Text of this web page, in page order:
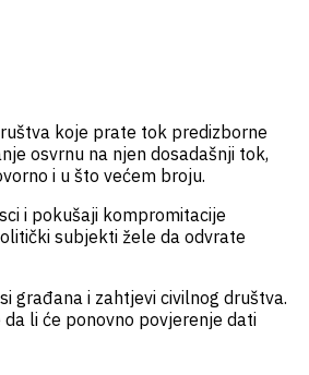
koje prate tok predizborne
osvrnu na njen dosadašnji tok,
i u što većem broju.
i pokušaji kompromitacije
subjekti žele da odvrate
građana i zahtjevi civilnog društva.
li će ponovno povjerenje dati